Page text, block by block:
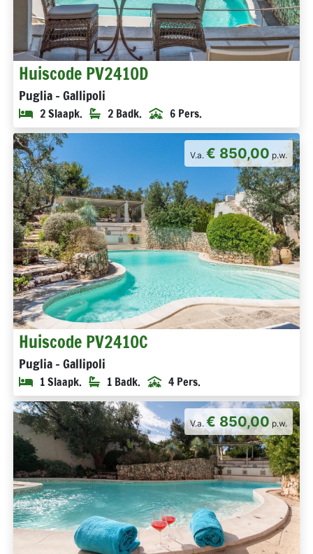
Huiscode PV2410D
Puglia - Gallipoli
2 Slaapk. 2 Badk. 6 Pers.
V.a. € 850,00 p.w.
Huiscode PV2410C
Puglia - Gallipoli
1 Slaapk. 1 Badk. 4 Pers.
V.a. € 850,00 p.w.